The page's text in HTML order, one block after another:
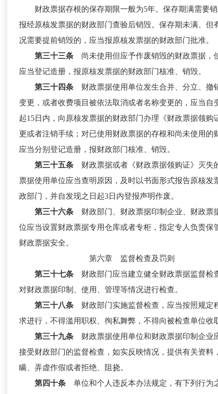
财政票据存根的保存期限一般为5年。保存期满需要
报经原核发票据的财政部门查验后销毁。保存期未满、但
况需要提前销毁的，应当报原核发票据的财政部门批准。
第三十三条 尚未使用但应予作废销毁的财政票据，
应当登记造册，报原核发票据的财政部门核准、销毁。
第三十四条 财政票据使用单位发生合并、分立、撤
变更，或者收费项目被依法取消或者名称变更的，应当自
起15日内，向原核发票据的财政部门办理《财政票据领购
更或者注销手续；对已使用财政票据的存根和尚未使用的
应当分别登记造册，报财政部门核准、销毁。
第三十五条 财政票据或者《财政票据领购证》灭失
票据使用单位应当查明原因，及时以书面形式报告原核发
政部门，并自发现之日起3日内登报声明作废。
第三十六条 财政部门、财政票据印制企业、财政票
位应当设置财政票据专用仓库或者专柜，指定专人负责保
财政票据安全。
第六章 监督检查及罚则
第三十七条 财政部门应当建立健全财政票据监督检
对财政票据印制、使用、管理等情况进行检查。
第三十八条 财政部门实施监督检查，应当按照规定
求进行，不得滥用职权、徇私舞弊，不得向被检查单位收
第三十九条 财政票据使用单位和财政票据印制企业
接受财政部门的监督检查，如实反映情况，提供有关资料
瞒、弄虚作假或者拒绝、阻挠。
第四十条 单位和个人违反本办法规定，有下列行为